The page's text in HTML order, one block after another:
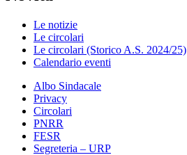
Le notizie
Le circolari
Le circolari (Storico A.S. 2024/25)
Calendario eventi
Albo Sindacale
Privacy
Circolari
PNRR
FESR
Segreteria – URP